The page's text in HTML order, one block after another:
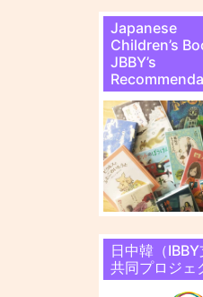
Japanese
Children’s
JBBY’s
日中韓（IBBY
共同プロジェ